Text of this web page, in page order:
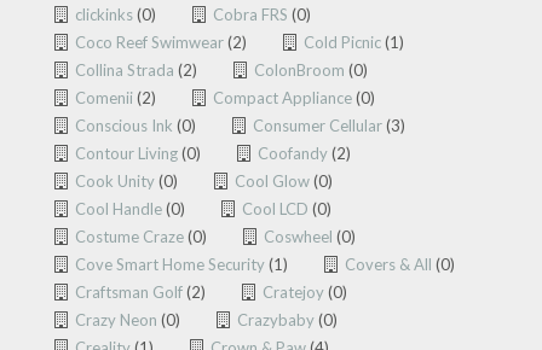
clickinks(0) Cobra FRS (0)
Coco Reef Swimwear(2) Cold Picnic(1)
Collina Strada (2) ColonBroom (0)
Comenii(2) Compact Appliance(0)
Conscious Ink (0) Consumer Cellular(3)
Contour Living(0) Coofandy(2)
Cook Unity(0) Cool Glow(0)
Cool Handle(0) Cool LCD (0)
Costume Craze(0) Coswheel (0)
Cove Smart Home Security(1) Covers & All (0)
Craftsman Golf(2) Cratejoy(0)
Crazy Neon (0) Crazybaby(0)